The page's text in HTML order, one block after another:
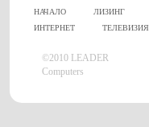
НАЧАЛО ЛИЗИНГ
ИНТЕРНЕТ
ТЕЛЕВИЗИЯ
©2010 LEADER
Computers